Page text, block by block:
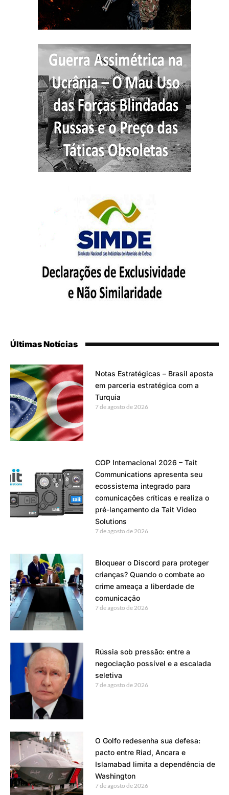
Últimas Notícias
Notas Estratégicas – Brasil aposta
em parceria estratégica com a
Turquia
7 de agosto de 2026
COP Internacional 2026 – Tait
Communications apresenta seu
ecossistema integrado para
comunicações críticas e realiza o
pré-lançamento da Tait Video
Solutions
7 de agosto de 2026
Bloquear o Discord para proteger
crianças? Quando o combate ao
crime ameaça a liberdade de
comunicação
7 de agosto de 2026
Rússia sob pressão: entre a
negociação possível e a escalada
seletiva
7 de agosto de 2026
O Golfo redesenha sua defesa:
pacto entre Riad, Ancara e
Islamabad limita a dependência de
Washington
7 de agosto de 2026